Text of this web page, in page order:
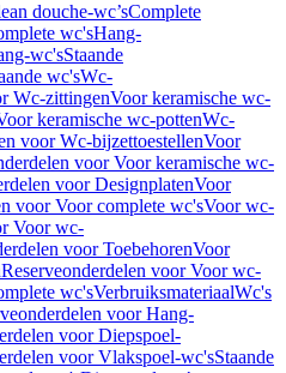
douche-wc’sComplete
wc'sHang-
wc'sStaande
wc'sWc-
Wc-zittingenVoor keramische wc-
keramische wc-pottenWc-
voor Wc-bijzettoestellenVoor
voor Voor keramische wc-
voor DesignplatenVoor
voor Voor complete wc'sVoor wc-
Voor wc-
voor ToebehorenVoor
Reserveonderdelen voor Voor wc-
wc'sVerbruiksmateriaalWc's
voor Hang-
voor Diepspoel-
voor Vlakspoel-wc'sStaande